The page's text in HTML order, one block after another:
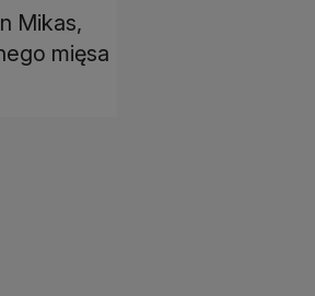
Mikas,
mięsa